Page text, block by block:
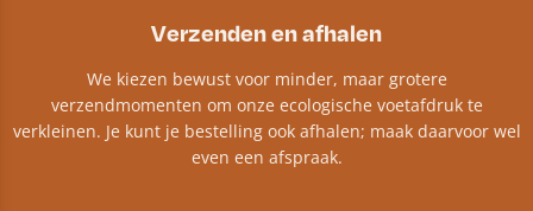
Verzenden en afhalen
We kiezen bewust voor minder, maar grotere
verzendmomenten om onze ecologische voetafdruk te
verkleinen. Je kunt je bestelling ook afhalen; maak daarvoor wel
even een afspraak.